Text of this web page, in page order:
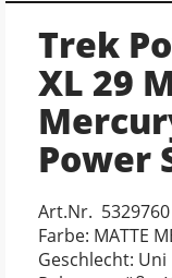
Trek
XL 29
Power
Art.Nr. 5329760
Farbe: MATTE
Geschlecht: Uni